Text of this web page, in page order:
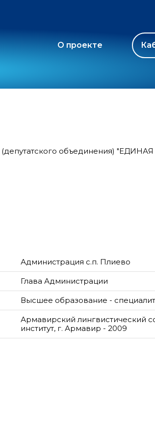
О проекте
(депутатского объединения)
Администрация с.п. Плиево
Глава Администрации
Высшее образование -
Армавирский лингвистический
институт, г. Армавир - 2009